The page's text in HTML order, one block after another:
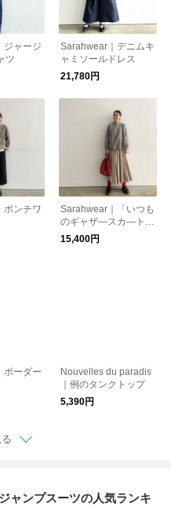
ジャージ
ツ
Sarahwear｜デニムキ
ャミソールドレス
21,780円
ポンチワ
Sarahwear｜「いつも
のギャザ―スカ―ト/
コ―デュロイ版」
15,400円
ボーダー
Nouvelles du paradis
｜例のタンクトップ
5,390円
ャンプスーツの人気ランキ